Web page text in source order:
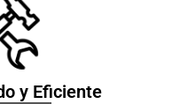
y Eficiente